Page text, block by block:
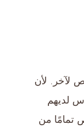
من شخص لآخر. لأن
لديهم
تمامًا من